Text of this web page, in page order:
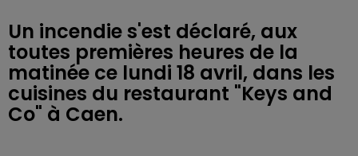
Un incendie s'est déclaré, aux
toutes premières heures de la
matinée ce lundi 18 avril, dans les
cuisines du restaurant "Keys and
Co" à Caen.